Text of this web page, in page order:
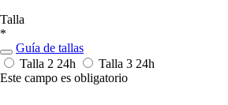
Talla
*
Guía de tallas
Talla 2 24h Talla 3 24h
Este campo es obligatorio